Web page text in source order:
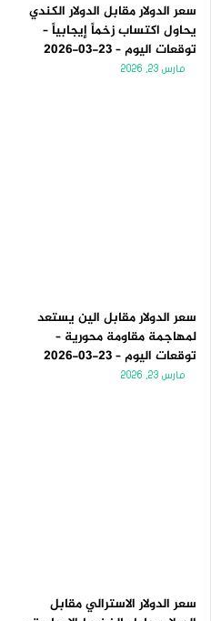
سعر الدولار مقابل الدولار الكندي
يحاول اكتساب زخماً إيجابياً –
توقعات اليوم – 23-03-2026
مارس 23, 2026
سعر الدولار مقابل الين يستعد
لمهاجمة مقاومة محورية –
توقعات اليوم – 23-03-2026
مارس 23, 2026
سعر الدولار الاسترالي مقابل